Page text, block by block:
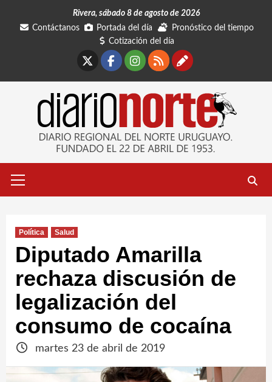
Rivera, sábado 8 de agosto de 2026
Contáctanos
Portada del día
Pronóstico del tiempo
Cotización del día
Facebook
Instagram
RSSContáctanos
primario
Política Salud
Diputado Amarilla
rechaza discusión de
legalización del
consumo de cocaína
martes 23 de abril de 2019